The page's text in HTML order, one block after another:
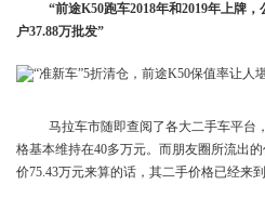
“前途K50跑车2018年和2019年上牌
户37.88万批发”
马拉车市随即查阅了各大二手车平台
格基本维持在40多万元。而朋友圈所流出
价75.43万元来算的话，其二手价格已经来到